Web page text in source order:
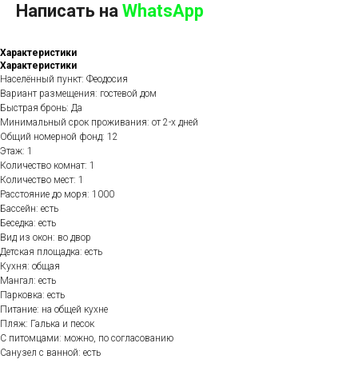
Написать на WhatsApp
Характеристики
Характеристики
Населённый пункт: Феодосия
Вариант размещения: гостевой дом
Быстрая бронь: Да
Минимальный срок проживания: от 2-х дней
Общий номерной фонд: 12
Этаж: 1
Количество комнат: 1
Количество мест: 1
Расстояние до моря: 1000
Бассейн: есть
Беседка: есть
Вид из окон: во двор
Детская площадка: есть
Кухня: общая
Мангал: есть
Парковка: есть
Питание: на общей кухне
Пляж: Галька и песок
С питомцами: можно, по согласованию
Санузел с ванной: есть